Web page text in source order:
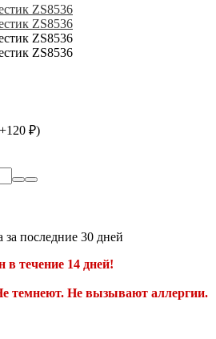
120 ₽)
за последние 30 дней
в течение 14 дней!
темнеют. Не вызывают аллергии.